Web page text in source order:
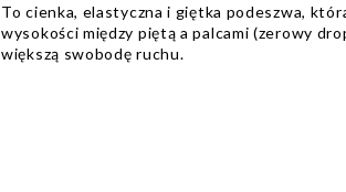
To cienka, elastyczna i giętka podeszwa,
wysokości między piętą a palcami (zerowy
większą swobodę ruchu.